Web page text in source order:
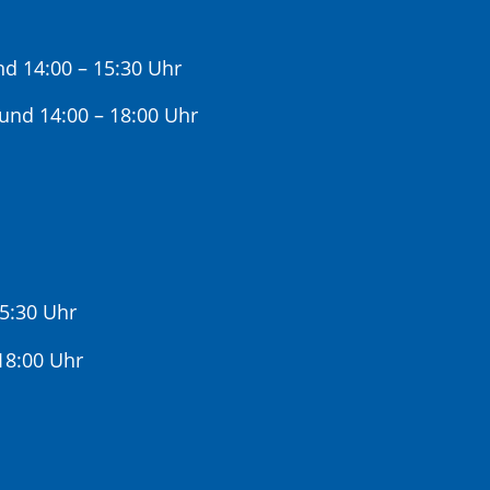
14:00 – 15:30 Uhr
14:00 – 18:00 Uhr
Uhr
Uhr